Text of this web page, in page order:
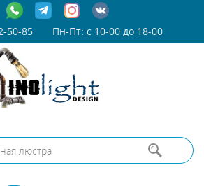
50-85 Пн-Пт: с 10-00 до 18-00